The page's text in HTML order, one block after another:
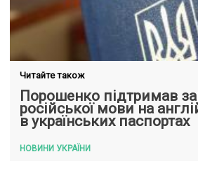
Читайте також
Порошенко підтримав
російської мови на
в українських паспортах
НОВИНИ УКРАЇНИ